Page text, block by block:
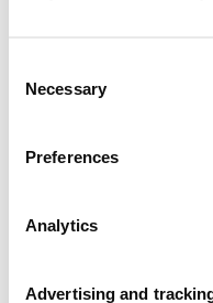
Selection
Necessary
Preferences
Analytics
Advertising and
Assistant
Met IFTTT ondersteuning
Met Wi-Fi signaal repeater
Gerelateerde